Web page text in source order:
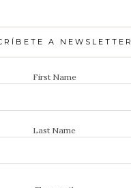
A NEWSLETTER
First Name
Last Name